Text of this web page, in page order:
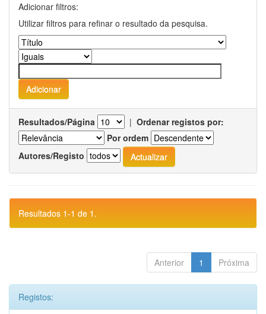
Adicionar filtros:
Utilizar filtros para refinar o resultado da pesquisa.
Resultados/Página | Ordenar registos por:
Por ordem
Autores/Registo
Resultados 1-1 de 1.
Anterior 1 Próxima
Registos: